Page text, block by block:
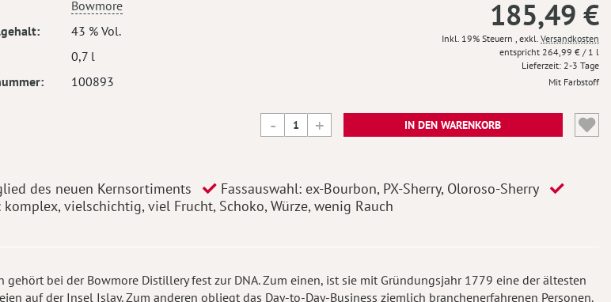
Bowmore
43 % Vol.
0,7 l
100893
185,49 €
Inkl. 19% Steuern , exkl. Versandkosten
264,99 € / 1 l
Lieferzeit 2-3 Tage
Mit Farbstoff
IN DEN WARENKORB
des neuen Kernsortiments
Fassauswahl: ex-Bourbon, PX-Sherry, Oloroso-Sherry
komplex, vielschichtig, viel Frucht, Schoko, Würze, wenig Rauch
gehört bei der Bowmore Distillery fest zur DNA. Zum einen, ist sie mit Gründungsjahr 1779 eine der ältesten
auf der Insel Islay. Zum anderen obliegt das Day-to-Day-Business ziemlich branchenerfahrenen Personen.